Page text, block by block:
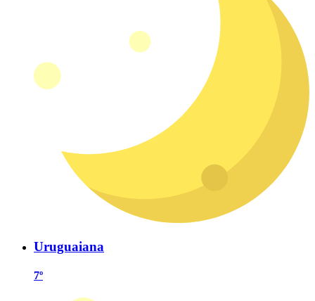
Uruguaiana
7º